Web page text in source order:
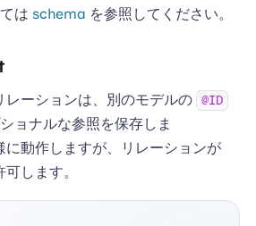
は schema を参照してください。
レーションは、別のモデルの @ID
ョナルな参照を保存しま
に動作しますが、リレーションが
します。